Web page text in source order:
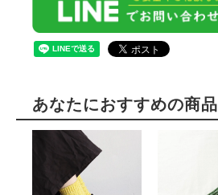
あなたにおすすめの商品